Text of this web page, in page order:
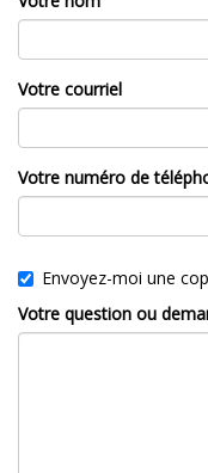
Votre courriel
Votre numéro de
Envoyez-moi une
Votre question ou